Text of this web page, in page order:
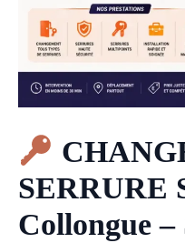
SERRURE
Collongue